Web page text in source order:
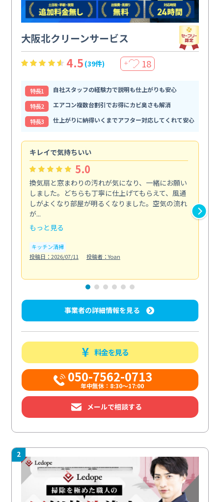
大阪北クリーンサービス
4.5 (39件) ＋ 18
特⻑1
自社スタッフの経験力で説明も仕上がりも安心
特⻑2
エアコン複数台割引でお得にカビ臭さも解消
特⻑3
仕上がりに納得いくまでアフター対応してくれて安心
キレイで気持ちいい
5.0
換気扇と窓まわりの汚れが気になり、一緒にお願い
しました。どちらも丁寧に仕上げてもらえて、風通
しがよくなり部屋が明るくなりました。空気の流れ
が...
もっと見る
キッチン清掃
投稿日：2026/07/11
投稿者：Yoan
事業者の詳細情報を見る
料金を見る
050-7562-0713
年中無休：8:30〜17:00
メールで相談する
2